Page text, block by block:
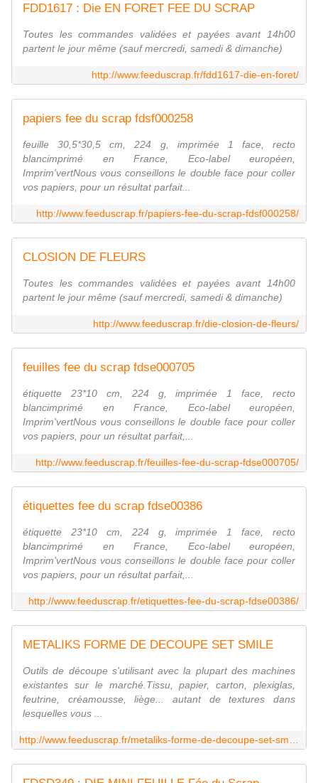
FDD1617 : Die EN FORET FEE DU SCRAP
Toutes les commandes validées et payées avant 14h00
partent le jour même (sauf mercredi, samedi & dimanche)
http://www.feeduscrap.fr/fdd1617-die-en-foret/
papiers fee du scrap fdsf000258
feuille 30,5*30,5 cm, 224 g, imprimée 1 face, recto
blancimprimé en France, Eco-label européen,
Imprim'vertNous vous conseillons le double face pour coller
vos papiers, pour un résultat parfait...
http://www.feeduscrap.fr/papiers-fee-du-scrap-fdsf000258/
CLOSION DE FLEURS
Toutes les commandes validées et payées avant 14h00
partent le jour même (sauf mercredi, samedi & dimanche)
http://www.feeduscrap.fr/die-closion-de-fleurs/
feuilles fee du scrap fdse000705
étiquette 23*10 cm, 224 g, imprimée 1 face, recto
blancimprimé en France, Eco-label européen,
Imprim'vertNous vous conseillons le double face pour coller
vos papiers, pour un résultat parfait,...
http://www.feeduscrap.fr/feuilles-fee-du-scrap-fdse000705/
étiquettes fee du scrap fdse00386
étiquette 23*10 cm, 224 g, imprimée 1 face, recto
blancimprimé en France, Eco-label européen,
Imprim'vertNous vous conseillons le double face pour coller
vos papiers, pour un résultat parfait,...
http://www.feeduscrap.fr/etiquettes-fee-du-scrap-fdse00386/
METALIKS FORME DE DECOUPE SET SMILE
Outils de découpe s'utilisant avec la plupart des machines
existantes sur le marché.Tissu, papier, carton, plexiglas,
feutrine, créamousse, liège... autant de textures dans
lesquelles vous ...